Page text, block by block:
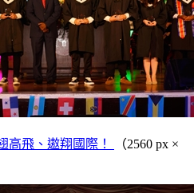
高飛、遨翔國際！
（2560 px ×